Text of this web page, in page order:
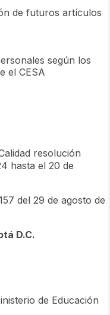
de futuros artículos
según los
el CESA
resolución
hasta el 20 de
del 29 de agosto de
D.C.
de Educación